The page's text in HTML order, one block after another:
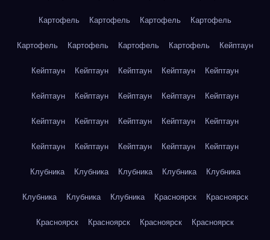
Картофель Картофель Картофель Картофель
Картофель Картофель Картофель Картофель Кейптаун
Кейптаун Кейптаун Кейптаун Кейптаун Кейптаун
Кейптаун Кейптаун Кейптаун Кейптаун Кейптаун
Кейптаун Кейптаун Кейптаун Кейптаун Кейптаун
Кейптаун Кейптаун Кейптаун Кейптаун Кейптаун
Клубника Клубника Клубника Клубника Клубника
Клубника Клубника Клубника Красноярск Красноярск
Красноярск Красноярск Красноярск Красноярск